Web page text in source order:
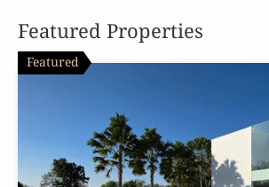
Featured Properties
Featured